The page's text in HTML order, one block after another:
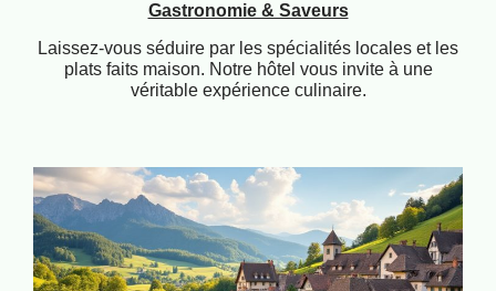
Gastronomie & Saveurs
Laissez-vous séduire par les spécialités locales et les
plats faits maison. Notre hôtel vous invite à une
véritable expérience culinaire.